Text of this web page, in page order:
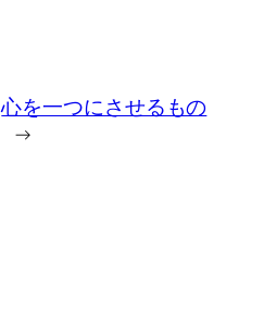
心を一つにさせるもの
→